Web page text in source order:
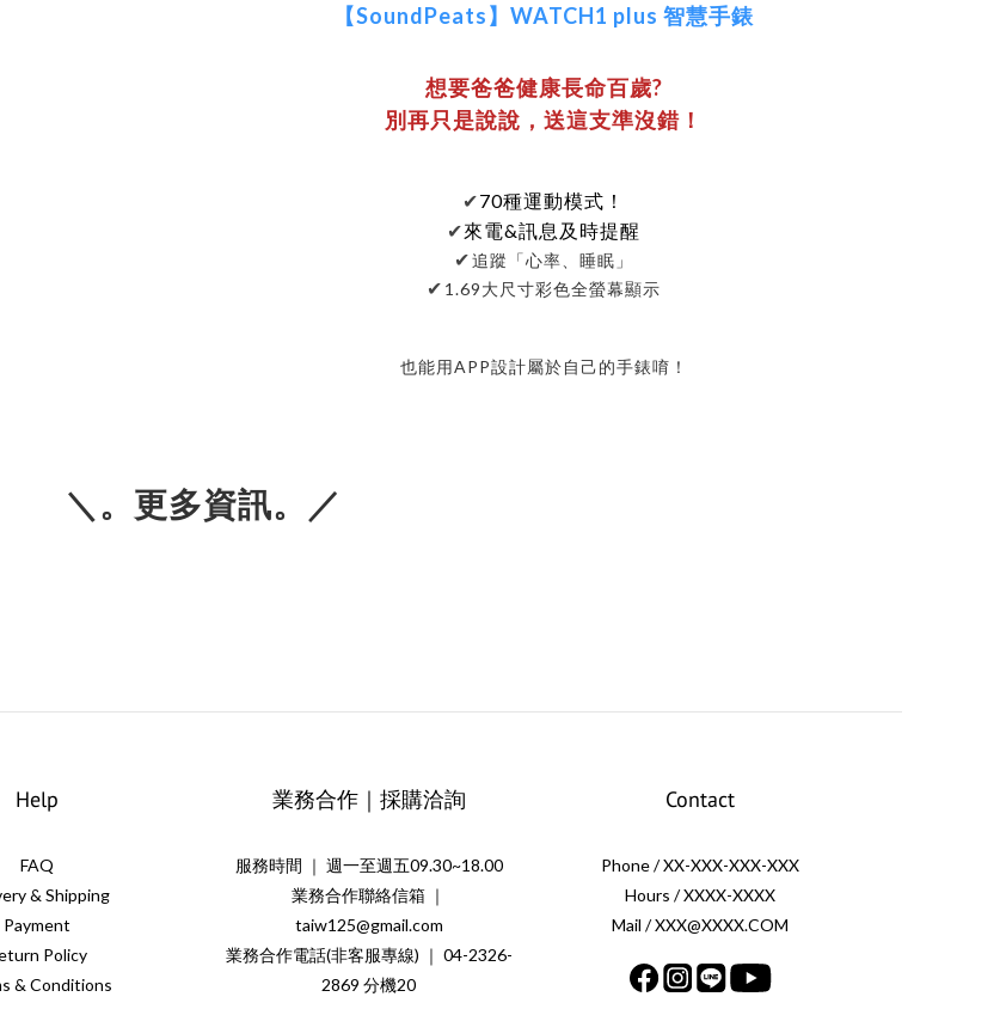
【SoundPeats】WATCH1 plus 智慧手錶
想要爸爸健康長命百歲?
別再只是說說，送這支準沒錯！
✔70種運動模式！
✔來電&訊息及時提醒
✔追蹤「心率、睡眠」
✔ 1.69大尺寸彩色全螢幕顯示
也能用APP設計屬於自己的手錶唷！
＼。更多資訊。／
Help
FAQ
& Shipping
Payment
Policy
& Conditions
業務合作｜採購洽詢
服務時間 ｜ 週一至週五09.30~18.00
業務合作聯絡信箱 ｜
taiw125@gmail.com
業務合作電話(非客服專線) ｜ 04-2326-
2869 分機20
Contact
Phone / XX-XXX-XXX-XXX
Hours / XXXX-XXXX
Mail / XXX@XXXX.COM